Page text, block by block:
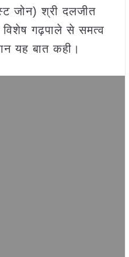
जोन) श्री दलजीत
विशेष गढ़पाले से समत्व
यह बात कही।